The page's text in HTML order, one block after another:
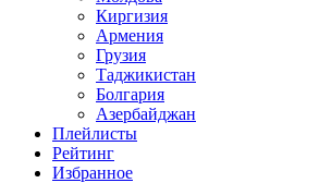
Киргизия
Армения
Грузия
Таджикистан
Болгария
Азербайджан
Плейлисты
Рейтинг
Избранное